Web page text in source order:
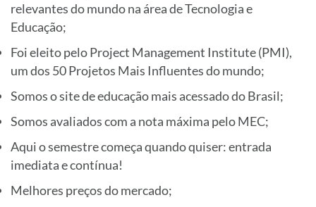
relevantes do mundo na área de Tecnologia e
Educação;
Foi eleito pelo Project Management Institute (PMI),
um dos 50 Projetos Mais Influentes do mundo;
Somos o site de educação mais acessado do Brasil;
Somos avaliados com a nota máxima pelo MEC;
Aqui o semestre começa quando quiser: entrada
imediata e contínua!
Melhores preços do mercado;